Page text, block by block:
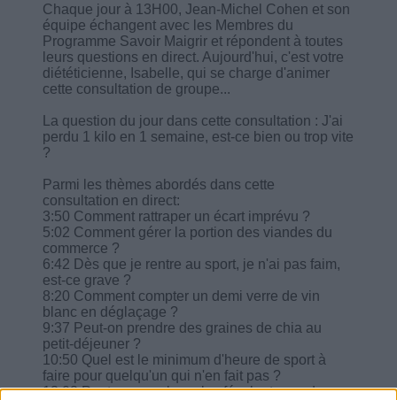
Chaque jour à 13H00, Jean-Michel Cohen et son
équipe échangent avec les Membres du
Programme Savoir Maigrir et répondent à toutes
leurs questions en direct. Aujourd'hui, c'est votre
diététicienne, Isabelle, qui se charge d'animer
cette consultation de groupe...
La question du jour dans cette consultation : J'ai
perdu 1 kilo en 1 semaine, est-ce bien ou trop vite
?
Parmi les thèmes abordés dans cette
consultation en direct:
3:50 Comment rattraper un écart imprévu ?
5:02 Comment gérer la portion des viandes du
commerce ?
6:42 Dès que je rentre au sport, je n'ai pas faim,
est-ce grave ?
8:20 Comment compter un demi verre de vin
blanc en déglaçage ?
9:37 Peut-on prendre des graines de chia au
petit-déjeuner ?
10:50 Quel est le minimum d'heure de sport à
faire pour quelqu'un qui n'en fait pas ?
12:02 Peut-on remplacer les féculents par des